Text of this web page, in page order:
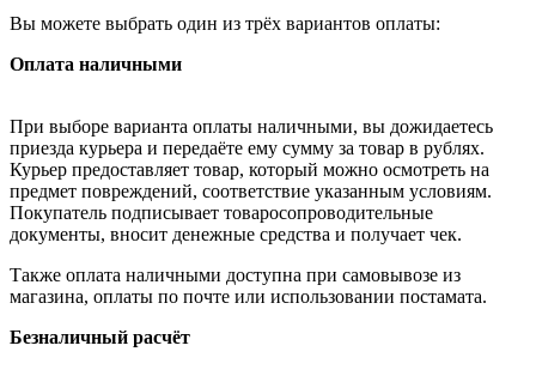
Вы можете выбрать один из трёх вариантов оплаты:
Оплата наличными
При выборе варианта оплаты наличными, вы дожидаетесь
приезда курьера и передаёте ему сумму за товар в рублях.
Курьер предоставляет товар, который можно осмотреть на
предмет повреждений, соответствие указанным условиям.
Покупатель подписывает товаросопроводительные
документы, вносит денежные средства и получает чек.
Также оплата наличными доступна при самовывозе из
магазина, оплаты по почте или использовании постамата.
Безналичный расчёт